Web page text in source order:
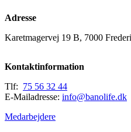
Adresse
Karetmagervej 19 B, 7000
Kontaktinformation
Tlf: 75 56 32 44
E-Mailadresse: info@banolife.dk
Medarbejdere